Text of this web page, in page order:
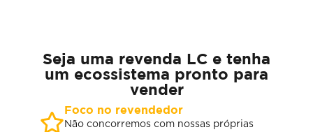
Seja uma revenda LC e tenha
um ecossistema pronto para
vender
Foco no revendedor
Não concorremos com nossas próprias